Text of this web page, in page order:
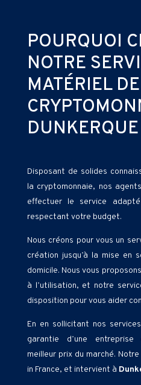
POURQUOI
NOTRE
MATÉRIEL
Disposant de solides
la cryptomonnaie, nos
effectuer le service
respectant votre budget.
Nous créons pour vous un
création jusqu’à la mise en
domicile. Nous vous
à l’utilisation, et notre
disposition pour vous aider
En en sollicitant nos
garantie d’une
meilleur prix du marché.
in France, et intervient à